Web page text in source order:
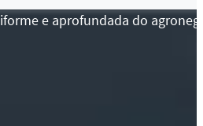
e aprofundada do